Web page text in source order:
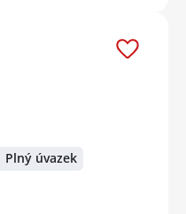
Plný úvazek